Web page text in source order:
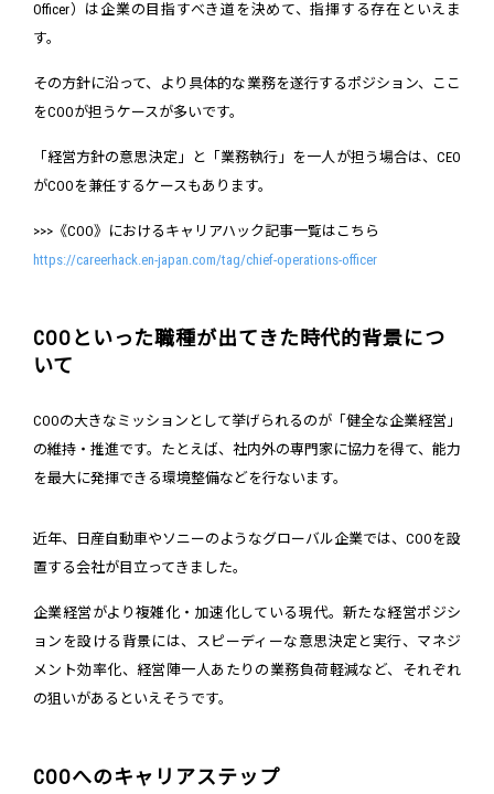
Officer）は企業の目指すべき道を決めて、指揮する存在といえま
す。
その方針に沿って、より具体的な業務を遂行するポジション、ここ
をCOOが担うケースが多いです。
「経営方針の意思決定」と「業務執行」を一人が担う場合は、CEO
がCOOを兼任するケースもあります。
>>>《COO》におけるキャリアハック記事一覧はこちら
https://careerhack.en-japan.com/tag/chief-operations-officer
COOといった職種が出てきた時代的背景につ
いて
COOの大きなミッションとして挙げられるのが「健全な企業経営」
の維持・推進です。たとえば、社内外の専門家に協力を得て、能力
を最大に発揮できる環境整備などを行ないます。
近年、日産自動車やソニーのようなグローバル企業では、COOを設
置する会社が目立ってきました。
企業経営がより複雑化・加速化している現代。新たな経営ポジシ
ョンを設ける背景には、スピーディーな意思決定と実行、マネジ
メント効率化、経営陣一人あたりの業務負荷軽減など、それぞれ
の狙いがあるといえそうです。
COOへのキャリアステップ